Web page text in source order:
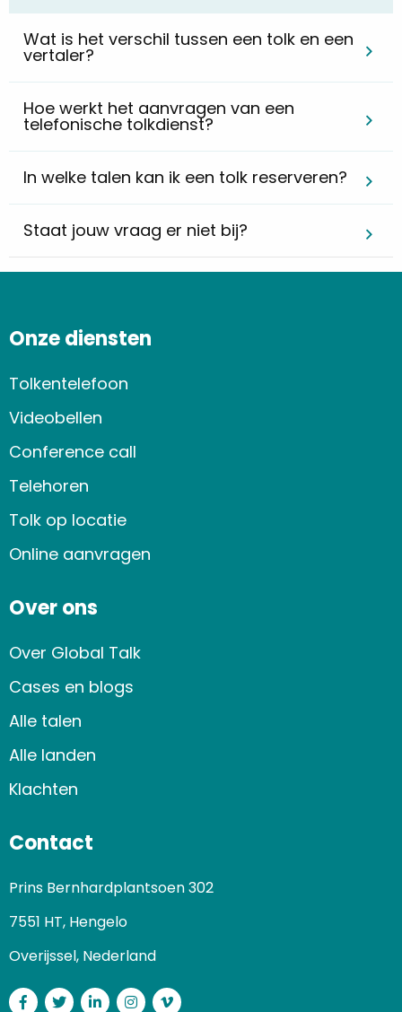
Wat is het verschil tussen een tolk en een
vertaler?
Hoe werkt het aanvragen van een
telefonische tolkdienst?
In welke talen kan ik een tolk reserveren?
Staat jouw vraag er niet bij?
Onze diensten
Tolkentelefoon
Videobellen
Conference call
Telehoren
Tolk op locatie
Online aanvragen
Over ons
Over Global Talk
Cases en blogs
Alle talen
Alle landen
Klachten
Contact
Prins Bernhardplantsoen 302
7551 HT, Hengelo
Overijssel, Nederland